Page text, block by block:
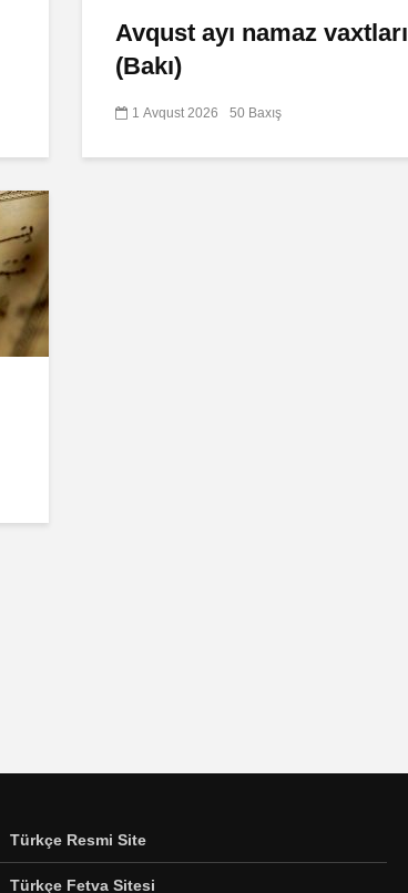
Avqust ayı namaz vaxtları
(Bakı)
1 Avqust 2026 50 Baxış
Türkçe Resmi Site
Türkçe Fetva Sitesi